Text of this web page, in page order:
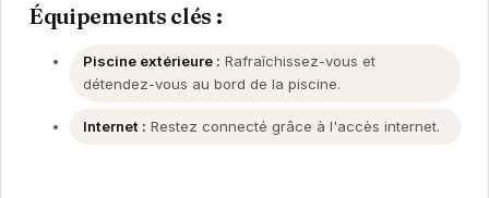
Équipements clés :
Piscine extérieure : Rafraîchissez-vous et
détendez-vous au bord de la piscine.
Internet : Restez connecté grâce à l'accès internet.